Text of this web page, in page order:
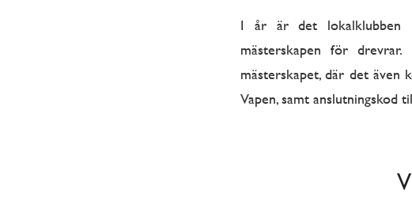
I år är det lokalklubben
mästerskapen för
mästerskapet, där det även
Vapen, samt anslutningskod